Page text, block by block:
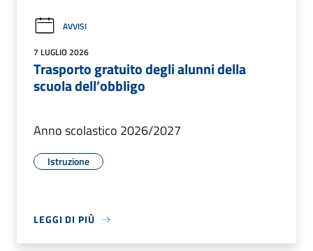
AVVISI
7 LUGLIO 2026
Trasporto gratuito degli alunni della
scuola dell’obbligo
Anno scolastico 2026/2027
Istruzione
LEGGI DI PIÙ